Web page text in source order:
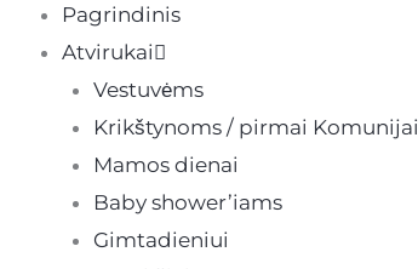
Pagrindinis
Atvirukai
Vestuvėms
Krikštynoms / pirmai Komunijai
Mamos dienai
Baby shower’iams
Gimtadieniui